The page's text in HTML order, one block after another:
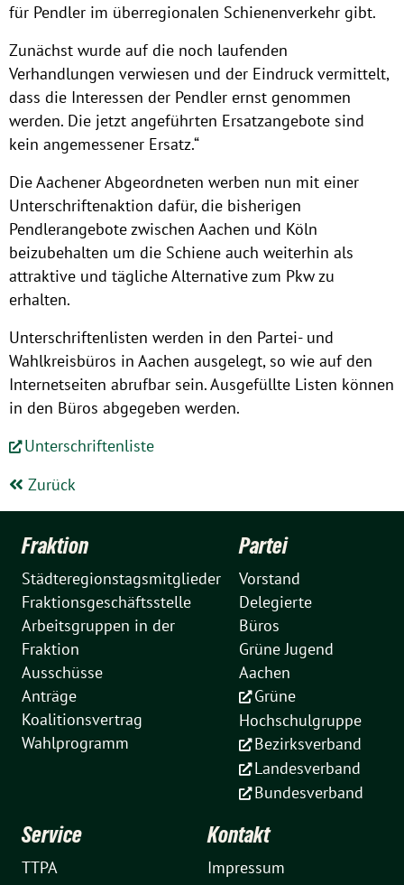
für Pendler im überregionalen Schienenverkehr gibt.
Zunächst wurde auf die noch laufenden
Verhandlungen verwiesen und der Eindruck vermittelt,
dass die Interessen der Pendler ernst genommen
werden. Die jetzt angeführten Ersatzangebote sind
kein angemessener Ersatz.“
Die Aachener Abgeordneten werben nun mit einer
Unterschriftenaktion dafür, die bisherigen
Pendlerangebote zwischen Aachen und Köln
beizubehalten um die Schiene auch weiterhin als
attraktive und tägliche Alternative zum Pkw zu
erhalten.
Unterschriftenlisten werden in den Partei- und
Wahlkreisbüros in Aachen ausgelegt, so wie auf den
Internetseiten abrufbar sein. Ausgefüllte Listen können
in den Büros abgegeben werden.
Unterschriftenliste
Zurück
Fraktion
Städteregionstagsmitglieder
Fraktionsgeschäftsstelle
Arbeitsgruppen in der
Fraktion
Ausschüsse
Anträge
Koalitionsvertrag
Wahlprogramm
Partei
Vorstand
Delegierte
Büros
Grüne Jugend
Aachen
Grüne
Hochschulgruppe
Bezirksverband
Landesverband
Bundesverband
Service
TTPA
Kontakt
Impressum